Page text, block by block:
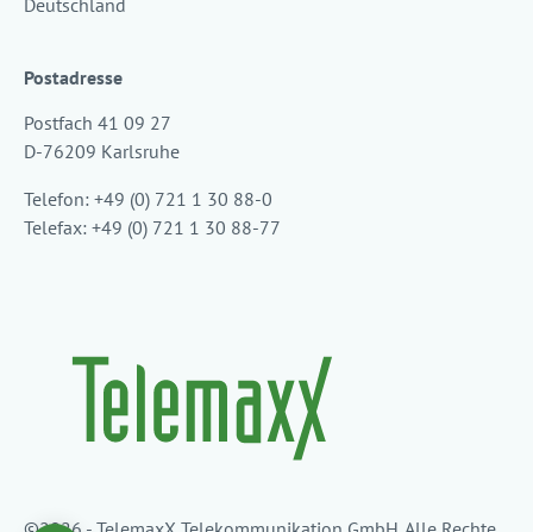
Deutschland
Postadresse
Postfach 41 09 27
D-76209 Karlsruhe
Telefon: +49 (0) 721 1 30 88-0
Telefax: +49 (0) 721 1 30 88-77